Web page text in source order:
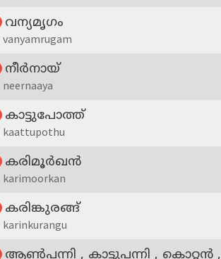
വന്യമൃഗം
vanyamrugam
നീര്‍നായ്
neernaaya
കാട്ടുപോത്ത്
kaattupothu
കരിമൂര്‍ഖന്‍
karimoorkan
കരിങ്കുരങ്ങ്
karinkurangu
ആണ്‍പന്നി , കാട്ടുപന്നി , കൊറ്റന്‍ ,